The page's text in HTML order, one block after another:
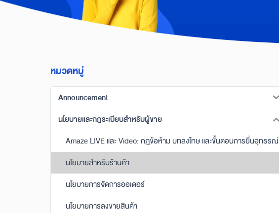
หมวดหมู่
Announcement
นโยบายและกฎระเบียบสำหรับผู้ขาย
Amaze LIVE และ Video: กฎข้อห้าม บทลงโทษ และขั้นตอนการยื่นอุทธรณ์
นโยบายสำหรับร้านค้า
นโยบายการจัดการออเดอร์
นโยบายการลงขายสินค้า